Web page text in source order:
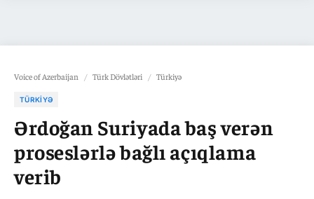
Voice of Azerbaijan / Türk Dövlətləri / Türkiyə
TÜRKIYƏ
Ərdoğan Suriyada baş verən
proseslərlə bağlı açıqlama
verib